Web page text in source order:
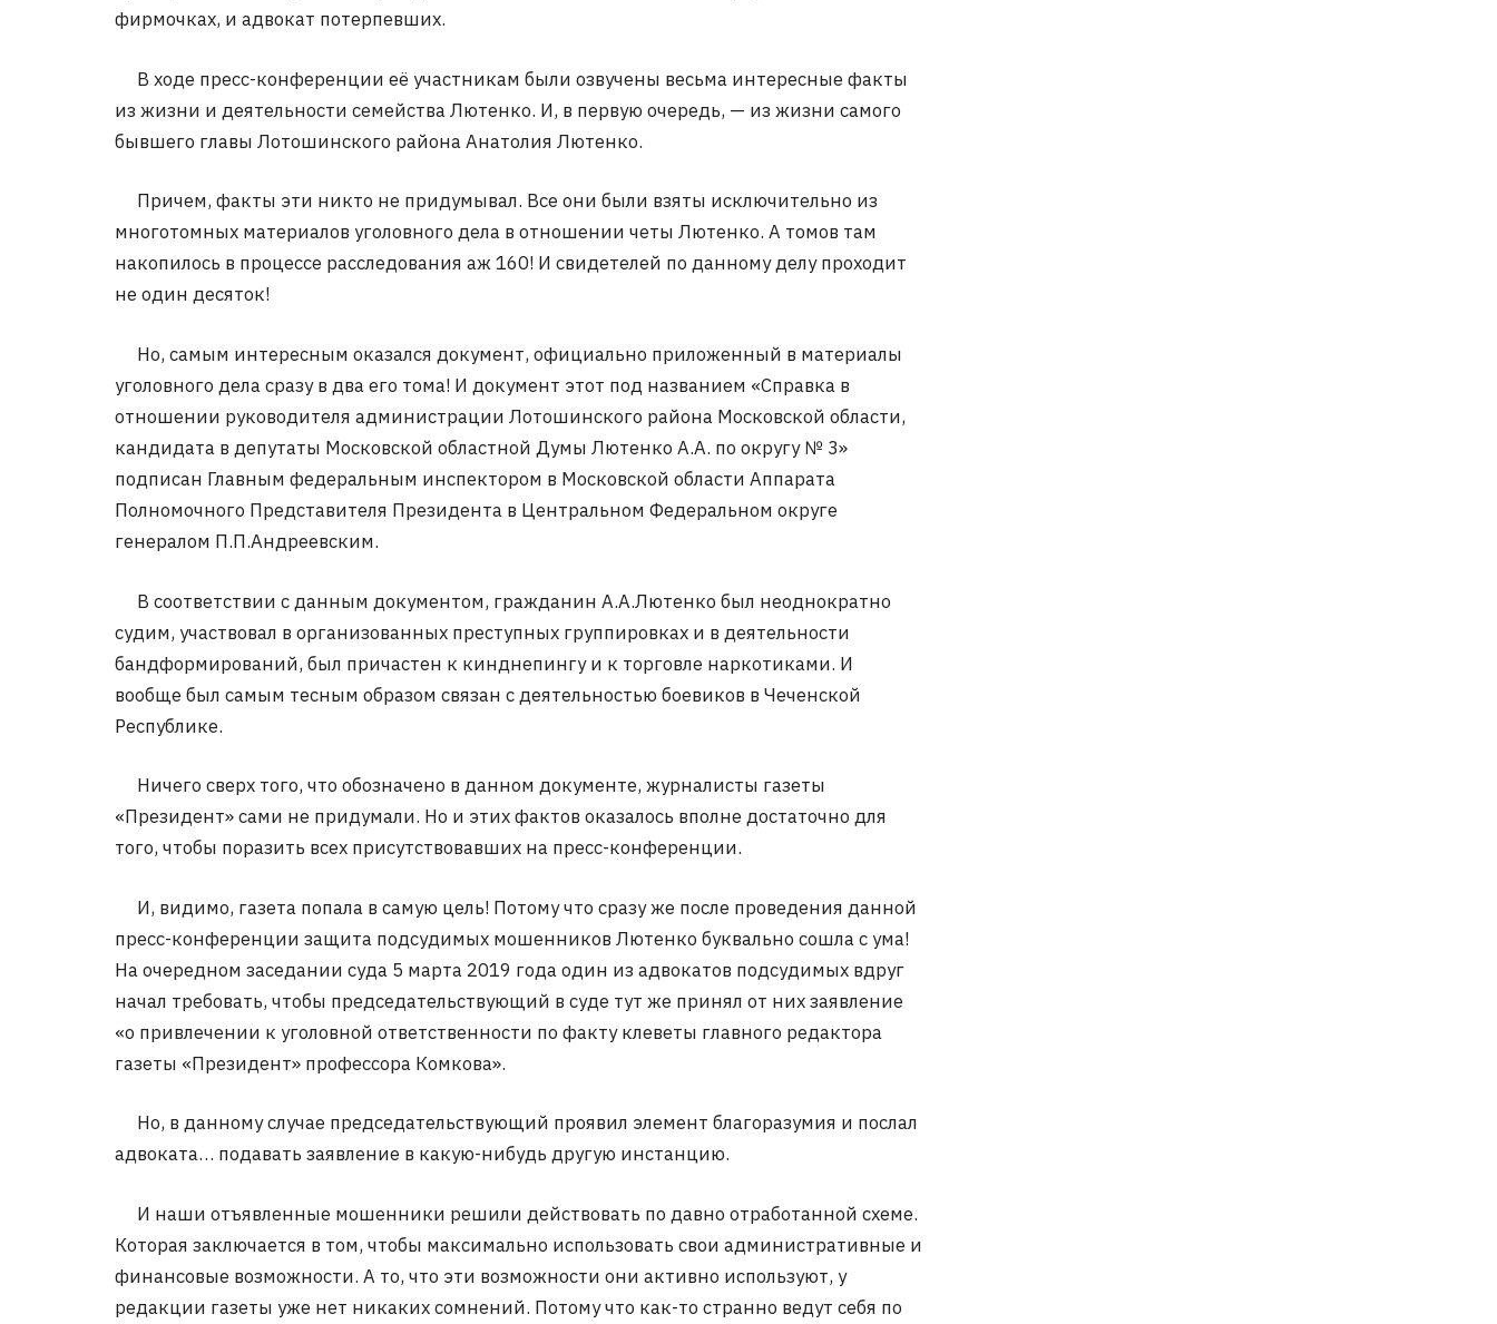
фирмочках, и адвокат потерпевших.
В ходе пресс-конференции её участникам были озвучены весьма интересные факты
из жизни и деятельности семейства Лютенко. И, в первую очередь, — из жизни самого
бывшего главы Лотошинского района Анатолия Лютенко.
Причем, факты эти никто не придумывал. Все они были взяты исключительно из
многотомных материалов уголовного дела в отношении четы Лютенко. А томов там
накопилось в процессе расследования аж 160! И свидетелей по данному делу проходит
не один десяток!
Но, самым интересным оказался документ, официально приложенный в материалы
уголовного дела сразу в два его тома! И документ этот под названием «Справка в
отношении руководителя администрации Лотошинского района Московской области,
кандидата в депутаты Московской областной Думы Лютенко А.А. по округу № 3»
подписан Главным федеральным инспектором в Московской области Аппарата
Полномочного Представителя Президента в Центральном Федеральном округе
генералом П.П.Андреевским.
В соответствии с данным документом, гражданин А.А.Лютенко был неоднократно
судим, участвовал в организованных преступных группировках и в деятельности
бандформирований, был причастен к кинднепингу и к торговле наркотиками. И
вообще был самым тесным образом связан с деятельностью боевиков в Чеченской
Республике.
Ничего сверх того, что обозначено в данном документе, журналисты газеты
«Президент» сами не придумали. Но и этих фактов оказалось вполне достаточно для
того, чтобы поразить всех присутствовавших на пресс-конференции.
И, видимо, газета попала в самую цель! Потому что сразу же после проведения данной
пресс-конференции защита подсудимых мошенников Лютенко буквально сошла с ума!
На очередном заседании суда 5 марта 2019 года один из адвокатов подсудимых вдруг
начал требовать, чтобы председательствующий в суде тут же принял от них заявление
«о привлечении к уголовной ответственности по факту клеветы главного редактора
газеты «Президент» профессора Комкова».
Но, в данному случае председательствующий проявил элемент благоразумия и послал
адвоката… подавать заявление в какую-нибудь другую инстанцию.
И наши отъявленные мошенники решили действовать по давно отработанной схеме.
Которая заключается в том, чтобы максимально использовать свои административные и
финансовые возможности. А то, что эти возможности они активно используют, у
редакции газеты уже нет никаких сомнений. Потому что как-то странно ведут себя по